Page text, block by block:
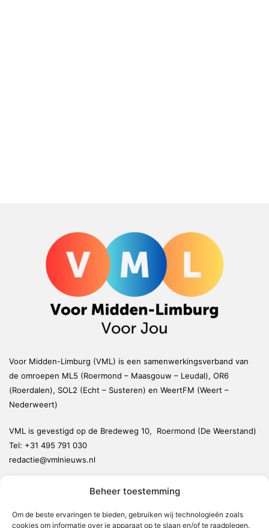
Beheer toestemming
Om de beste ervaringen te bieden, gebruiken wij technologieën zoals
cookies om informatie over je apparaat op te slaan en/of te raadplegen.
Voor Midden-Limburg (VML) is een samenwerkingsverband van
de omroepen ML5 (Roermond – Maasgouw – Leudal), OR6
(Roerdalen), SOL2 (Echt – Susteren) en WeertFM (Weert –
Nederweert)
VML is gevestigd op de Bredeweg 10, Roermond (De Weerstand)
Tel: +31 495 791 030
redactie@vmlnieuws.nl